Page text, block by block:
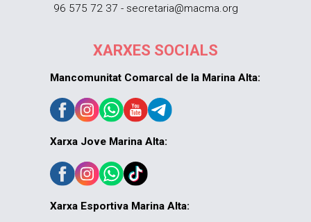
96 575 72 37 - secretaria@macma.org
XARXES SOCIALS
Mancomunitat Comarcal de la Marina Alta:
Xarxa Jove Marina Alta:
Xarxa Esportiva Marina Alta: